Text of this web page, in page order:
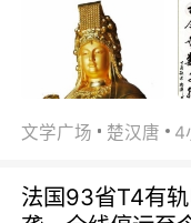
文学广场 楚汉唐 4
法国93省T4有